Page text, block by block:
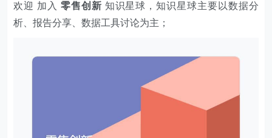
欢迎 加入 零售创新 知识星球，知识星球主要以数据分
析、报告分享、数据工具讨论为主；